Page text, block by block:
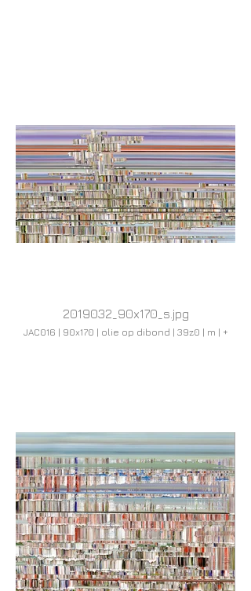
2019032_90x170_s.jpg
JAC016 | 90x170 | olie op dibond | 39z0 | m | +